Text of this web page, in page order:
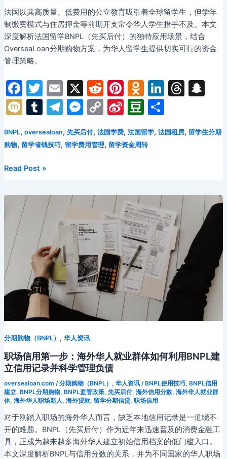
留
学
生
汽
贷
款：
2026
年
Co-
signer
全
略
法国以其高质量、低费用的公立教育吸引着全球留学生，但学年
制缴费模式与住房押金等前期开支常令华人学生措手不及。本文
深度解析法国留学BNPL（先买后付）的独特应用场景，结合
OverseaLoan分期购物方案，为华人留学生提供切实可行的资金
管理策略。
F
a
c
e
b
o
k
T
w
itt
er
E
m
ai
l
X R
e
d
di
t
Pi
nt
er
e
st
O
d
n
o
kl
s
ni
ki
Li
n
k
e
T
a
S
p
M
i
T
m
r
T
e
M
s
g
er
C
p
y
Si
a
o
D
u
分
BNPL, oversealoan, 先买后付, 法国学费, 法国留学, 法国租房, 留学生分期
购物, 留学省钱技巧, 留学费用管理, 留学资金周转
法
BNPL
指
南：
学
体
系
下，
留
学
生
何
巧
用
Read Post »
分期购物（BNPL） , 华人资讯
职场信用第一步：海外华人就业群体如何利用BNPL建
立信用记录并科学管理负债
oversealoan.com /分期购物（BNPL） , 华人资讯/ BNPL使用技巧, BNPL信用
建立, BNPL分期购物, BNPL监管政策, 先买后付, 海外信用分数, 海外华人就业群
体, 海外华人职场新人, 海外贷款, 留学分期信贷, 职场信用
对于刚踏入职场的海外华人而言，缺乏本地信用记录是一道绕不
开的难题。BNPL（先买后付）作为近年来迅速普及的消费金融工
具，正成为越来越多海外华人建立初始信用档案的低门槛入口。
本文深度解析BNPL与信用分数的关系，并为不同国家的华人职场